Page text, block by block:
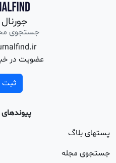
جورنال فایند
جستجوی مجلات علمی
info@journalfind.ir
عضویت در خبرنامه سایت
پیوندهای پرکاربرد